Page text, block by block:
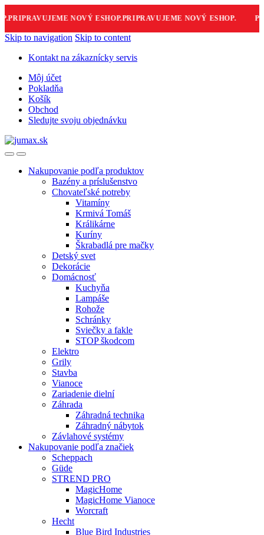
NOVÝ ESHOP.PRIPRAVUJEME NOVÝ ESHOP.
Skip to navigation Skip to content
Kontakt na zákaznícky servis
Môj účet
Pokladňa
Košík
Obchod
Sledujte svoju objednávku
Nakupovanie podľa produktov
Bazény a príslušenstvo
Chovateľské potreby
Vitamíny
Krmivá Tomáš
Králikárne
Kuríny
Škrabadlá pre mačky
Detský svet
Dekorácie
Domácnosť
Kuchyňa
Lampáše
Rohože
Schránky
Sviečky a fakle
STOP škodcom
Elektro
Grily
Stavba
Vianoce
Zariadenie dielní
Záhrada
Záhradná technika
Záhradný nábytok
Závlahové systémy
Nakupovanie podľa značiek
Scheppach
Güde
STREND PRO
MagicHome
MagicHome Vianoce
Worcraft
Hecht
Blue Bird Industries